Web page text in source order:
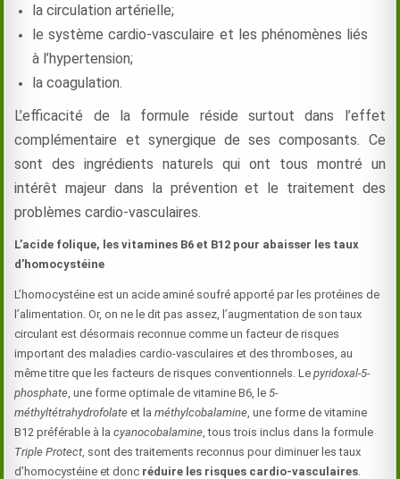
la circulation artérielle;
le système cardio-vasculaire et les phénomènes liés
à l’hypertension;
la coagulation.
L’efficacité de la formule réside surtout dans l’effet
complémentaire et synergique de ses composants. Ce
sont des ingrédients naturels qui ont tous montré un
intérêt majeur dans la prévention et le traitement des
problèmes cardio-vasculaires.
L’acide folique, les vitamines B6 et B12 pour abaisser les taux
d’homocystéine
L’homocystéine est un acide aminé soufré apporté par les protéines de
l’alimentation. Or, on ne le dit pas assez, l’augmentation de son taux
circulant est désormais reconnue comme un facteur de risques
important des maladies cardio-vasculaires et des thromboses, au
même titre que les facteurs de risques conventionnels. Lepyridoxal-5-
phosphate , une forme optimale de vitamine B6, le 5-
méthyltétrahydrofolate et laméthylcobalamine , une forme de vitamine
B12 préférable à lacyanocobalamine , tous trois inclus dans la formule
Triple Protect , sont des traitements reconnus pour diminuer les taux
d’homocystéine et donc réduire les risques cardio-vasculaires